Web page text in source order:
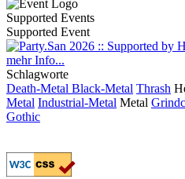
Supported Events
Supported Event
Schlagworte
Death-Metal Black-Metal Thrash
Metal Industrial-Metal Metal
Gothic